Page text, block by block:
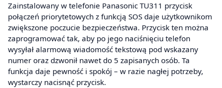
Zainstalowany w telefonie Panasonic TU311 przycisk
połączeń priorytetowych z funkcją SOS daje użytkownikom
zwiększone poczucie bezpieczeństwa. Przycisk ten można
zaprogramować tak, aby po jego naciśnięciu telefon
wysyłał alarmową wiadomość tekstową pod wskazany
numer oraz dzwonił nawet do 5 zapisanych osób. Ta
funkcja daje pewność i spokój – w razie nagłej potrzeby,
wystarczy nacisnąć przycisk.